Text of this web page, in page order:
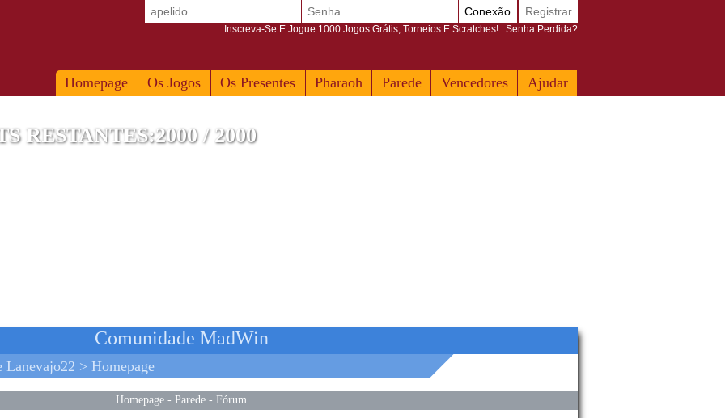
Homepage Os Jogos Os Presentes Pharaoh Parede Vencedores Ajudar
Conexão Registrar
Inscreva-Se E Jogue 1000 Jogos Grátis, Torneios E Scratches! Senha Perdida?
RESTANTES:2000 / 2000
Pro 5G 8 + 128 Gb
Comunidade MadWin
> Homepage
Homepage - Parede - Fórum